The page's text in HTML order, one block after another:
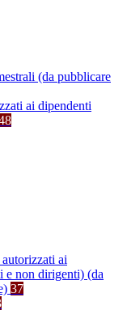
(da pubblicare
ai dipendenti
ai
e non dirigenti) (da
37